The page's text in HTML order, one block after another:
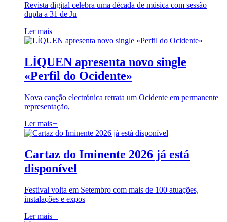
Revista digital celebra uma década de música com sessão
dupla a 31 de Ju
Ler mais+
LÍQUEN apresenta novo single
«Perfil do Ocidente»
Nova canção electrónica retrata um Ocidente em permanente
representação,
Ler mais+
Cartaz do Iminente 2026 já está
disponível
Festival volta em Setembro com mais de 100 atuações,
instalações e expos
Ler mais+